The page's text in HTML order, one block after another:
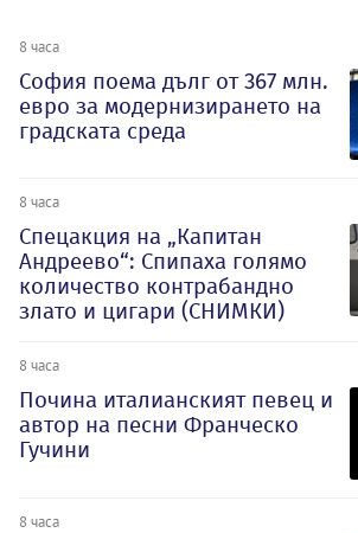
8 часа
София поема дълг от 367 млн.
евро за модернизирането на
градската среда
8 часа
Спецакция на „Капитан
Андреево“: Спипаха голямо
количество контрабандно
злато и цигари (СНИМКИ)
8 часа
Почина италианският певец и
автор на песни Франческо
Гучини
8 часа